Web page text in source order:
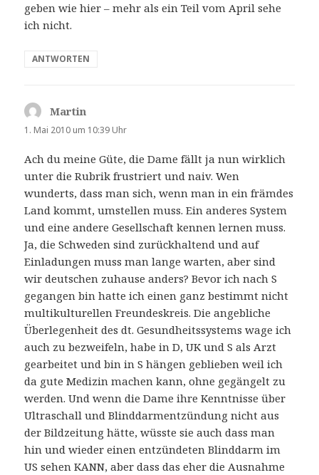
geben wie hier – mehr als ein Teil vom April sehe
ich nicht.
ANTWORTEN
Martin
1. Mai 2010 um 10:39 Uhr
Ach du meine Güte, die Dame fällt ja nun wirklich
unter die Rubrik frustriert und naiv. Wen
wunderts, dass man sich, wenn man in ein främdes
Land kommt, umstellen muss. Ein anderes System
und eine andere Gesellschaft kennen lernen muss.
Ja, die Schweden sind zurückhaltend und auf
Einladungen muss man lange warten, aber sind
wir deutschen zuhause anders? Bevor ich nach S
gegangen bin hatte ich einen ganz bestimmt nicht
multikulturellen Freundeskreis. Die angebliche
Überlegenheit des dt. Gesundheitssystems wage ich
auch zu bezweifeln, habe in D, UK und S als Arzt
gearbeitet und bin in S hängen geblieben weil ich
da gute Medizin machen kann, ohne gegängelt zu
werden. Und wenn die Dame ihre Kenntnisse über
Ultraschall und Blinddarmentzündung nicht aus
der Bildzeitung hätte, wüsste sie auch dass man
hin und wieder einen entzündeten Blinddarm im
US sehen KANN, aber dass das eher die Ausnahme